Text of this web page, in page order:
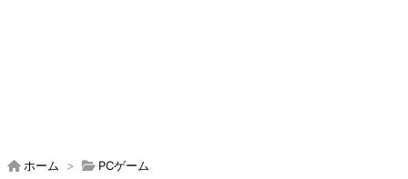
ホーム > PCゲーム